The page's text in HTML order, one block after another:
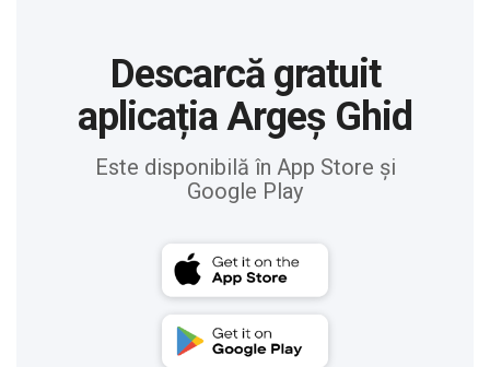
Descarcă gratuit
aplicația Argeș Ghid
Este disponibilă în App Store și
Google Play